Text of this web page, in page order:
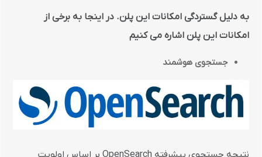
به دلیل گستردگی امکانات این پلن. در اینجا به برخی از
امکانات این پلن اشاره می کنیم
جستجوی هوشمند
نتیجه جستجوی پیشرفته OpenSearch بر اساس اولویت